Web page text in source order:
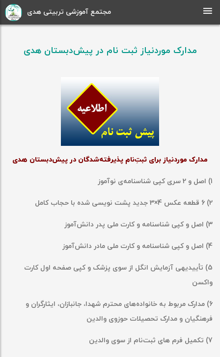
مجتمع آموزشی تربیتی هدی
مدارک موردنیاز ثبت نام در پیش‌دبستان هدی
مدارک موردنیاز برای ثبتِنام پذیرفتهشدگان در پیشدبستان هدی
1) اصل و 2 سری کپی شناسنامه ی نوآموز
2) 6 قطعه عکس 4×3 جدید پشت نویسی شده با حجاب کامل
3) اصل و کپی شناسنامه و کارت ملی پدر دانش آموز
4) اصل و کپی شناسنامه و کارت ملی مادر دانش آموز
5) تأییدیه‎ی آزمایش انگل از سوی پزشک و کپی صفحه اول کارت
واکسن
6) مدارک مربوط به خانواده
های محترم شهدا، جانبازان، ایثارگران و
فرهنگیان و مدارک تحصیلات حوزوی والدین
7) تکمیل فرم های ثبت نام از سوی والدین